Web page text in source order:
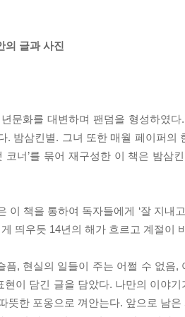
의 글과 사진
문화를 대변하며 팬덤을 형성하였
. 밤삼킨별. 그녀 또한 매월 페이퍼
코너’를 묶어 재구성한 이 책은 밤
이 책을 통하여 독자들에게 ‘잘 지내
띄우듯 14년의 해가 흐르고 계절이
, 현실의 일들이 주는 어쩔 수 없음,
이 담긴 글을 담았다. 나만의 이야
뜻한 포옹으로 껴안는다. 앞으로 남